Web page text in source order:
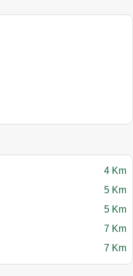
4 Km
5 Km
5 Km
7 Km
7 Km